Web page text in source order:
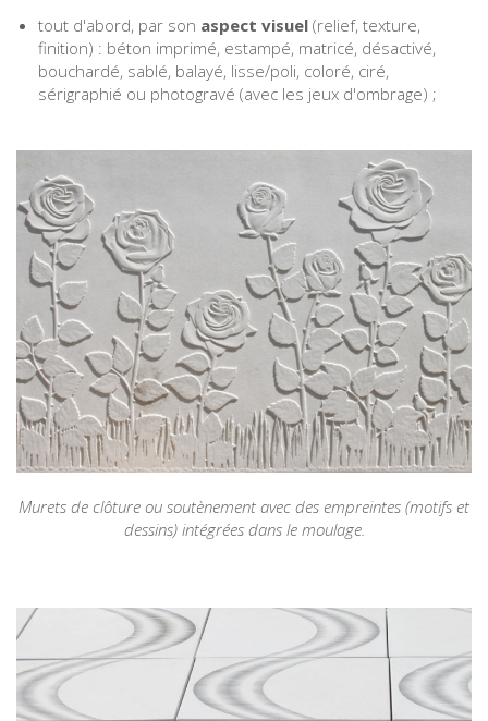
tout d'abord, par son aspect visuel (relief, texture,
finition) : béton imprimé, estampé, matricé, désactivé,
bouchardé, sablé, balayé, lisse/poli, coloré, ciré,
sérigraphié ou photogravé (avec les jeux d'ombrage) ;
Murets de clôture ou soutènement avec des empreintes (motifs et
dessins) intégrées dans le moulage.